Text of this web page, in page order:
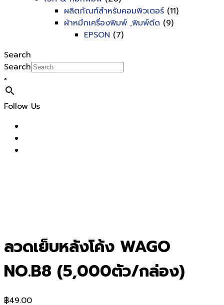
ผลิตภัณฑ์สำหรับคอมพิวเตอร์ (11)
ผ้าหมึกเครื่องพิมพ์ ,พิมพ์ดีด (9)
EPSON (7)
Search
Search
×
Follow Us
ลวดเย็บหลังโค้ง WAGO
NO.B8 (5,000ตัว/กล่อง)
฿49.00